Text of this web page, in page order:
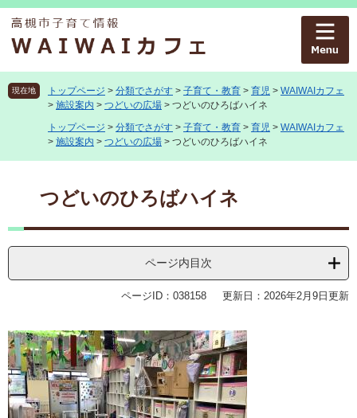
ペ
先
メ
を
本
現在地 トップページ > 分類でさがす > 子育て・教育 > 育児 > WAIWAIカフェ
> 施設案内 > つどいの広場 > つどいのひろばハイネ
トップページ > 分類でさがす > 子育て・教育 > 育児 > WAIWAIカフェ
> 施設案内 > つどいの広場 > つどいのひろばハイネ
つどいのひろばハイネ
ページ内目次
ページID：038158 更新日：2026年2月9日更新